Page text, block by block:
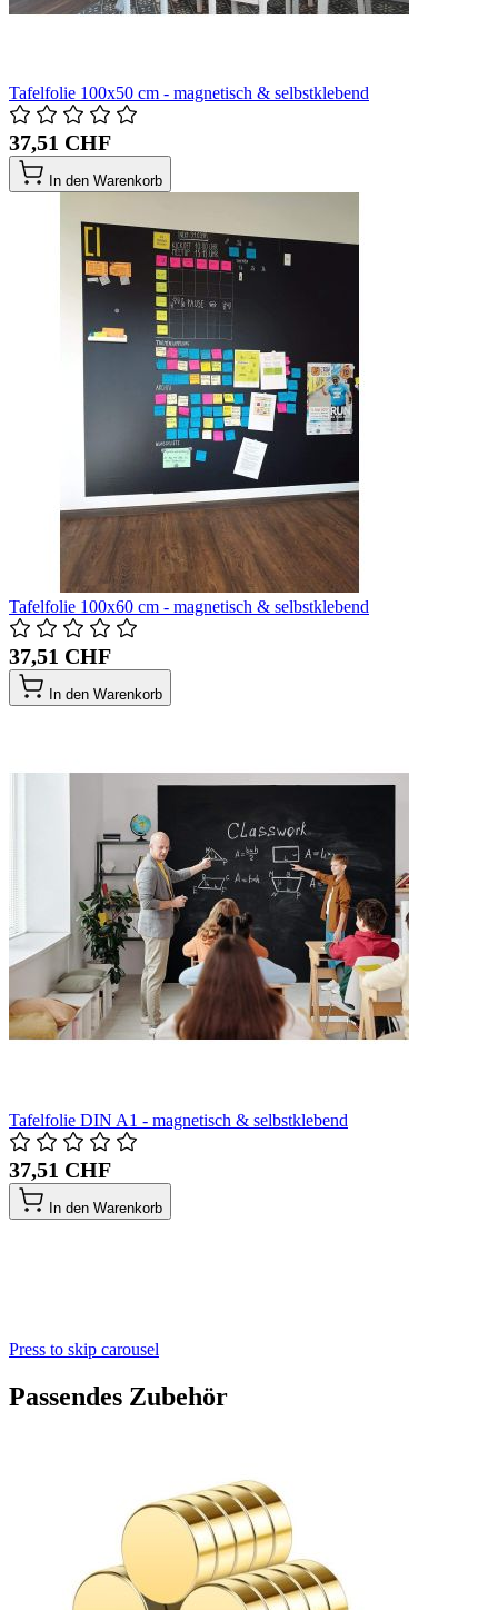
Tafelfolie 100x50 cm - magnetisch & selbstklebend
37,51 CHF
In den Warenkorb
Tafelfolie 100x60 cm - magnetisch & selbstklebend
37,51 CHF
In den Warenkorb
Tafelfolie DIN A1 - magnetisch & selbstklebend
37,51 CHF
In den Warenkorb
Press to skip carousel
Passendes Zubehör